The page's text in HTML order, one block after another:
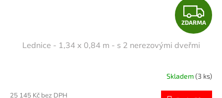
Z
D
R
ZDARMA
Lednice - 1,34 x 0,84 m - s 2 nerezovými dveřmi
Skladem(3 ks)
25 145 Kč bez DPH